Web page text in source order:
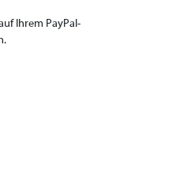
Ihrem PayPal-